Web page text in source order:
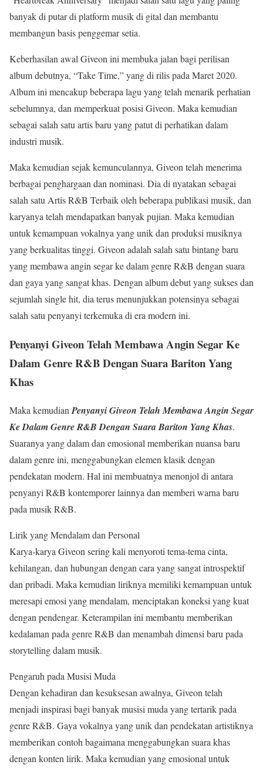
banyak di putar di platform musik di gital dan membantu
membangun basis penggemar setia.
Keberhasilan awal Giveon ini membuka jalan bagi perilisan
album debutnya, “Take Time,” yang di rilis pada Maret 2020.
Album ini mencakup beberapa lagu yang telah menarik perhatian
sebelumnya, dan memperkuat posisi Giveon. Maka kemudian
sebagai salah satu artis baru yang patut di perhatikan dalam
industri musik.
Maka kemudian sejak kemunculannya, Giveon telah menerima
berbagai penghargaan dan nominasi. Dia di nyatakan sebagai
salah satu Artis R&B Terbaik oleh beberapa publikasi musik, dan
karyanya telah mendapatkan banyak pujian. Maka kemudian
untuk kemampuan vokalnya yang unik dan produksi musiknya
yang berkualitas tinggi. Giveon adalah salah satu bintang baru
yang membawa angin segar ke dalam genre R&B dengan suara
dan gaya yang sangat khas. Dengan album debut yang sukses dan
sejumlah single hit, dia terus menunjukkan potensinya sebagai
salah satu penyanyi terkemuka di era modern ini.
Penyanyi Giveon Telah Membawa Angin Segar Ke
Dalam Genre R&B Dengan Suara Bariton Yang
Khas
Maka kemudianPenyanyi Giveon Telah Membawa Angin Segar
Ke Dalam Genre R&B Dengan Suara Bariton Yang Khas.
Suaranya yang dalam dan emosional memberikan nuansa baru
dalam genre ini, menggabungkan elemen klasik dengan
pendekatan modern. Hal ini membuatnya menonjol di antara
penyanyi R&B kontemporer lainnya dan memberi warna baru
pada musik R&B.
Lirik yang Mendalam dan Personal
Karya-karya Giveon sering kali menyoroti tema-tema cinta,
kehilangan, dan hubungan dengan cara yang sangat introspektif
dan pribadi. Maka kemudian liriknya memiliki kemampuan untuk
meresapi emosi yang mendalam, menciptakan koneksi yang kuat
dengan pendengar. Keterampilan ini membantu memberikan
kedalaman pada genre R&B dan menambah dimensi baru pada
storytelling dalam musik.
Pengaruh pada Musisi Muda
Dengan kehadiran dan kesuksesan awalnya, Giveon telah
menjadi inspirasi bagi banyak musisi muda yang tertarik pada
genre R&B. Gaya vokalnya yang unik dan pendekatan artistiknya
memberikan contoh bagaimana menggabungkan suara khas
dengan konten lirik. Maka kemudian yang emosional untuk